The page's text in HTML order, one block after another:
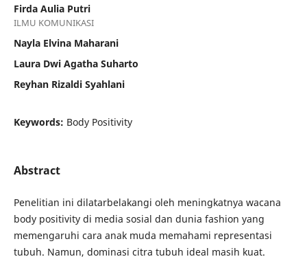
Firda Aulia Putri
ILMU KOMUNIKASI
Nayla Elvina Maharani
Laura Dwi Agatha Suharto
Reyhan Rizaldi Syahlani
Keywords: Body Positivity
Abstract
Penelitian ini dilatarbelakangi oleh meningkatnya wacana
body positivity di media sosial dan dunia fashion yang
memengaruhi cara anak muda memahami representasi
tubuh. Namun, dominasi citra tubuh ideal masih kuat.